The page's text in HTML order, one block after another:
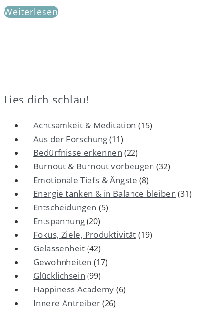
Weiterlesen
Lies dich schlau!
Achtsamkeit & Meditation (15)
Aus der Forschung (11)
Bedürfnisse erkennen (22)
Burnout & Burnout vorbeugen (32)
Emotionale Tiefs & Ängste (8)
Energie tanken & in Balance bleiben (31)
Entscheidungen (5)
Entspannung(20)
Fokus, Ziele, Produktivität (19)
Gelassenheit (42)
Gewohnheiten (17)
Glücklichsein (99)
Happiness Academy (6)
Innere Antreiber(26)